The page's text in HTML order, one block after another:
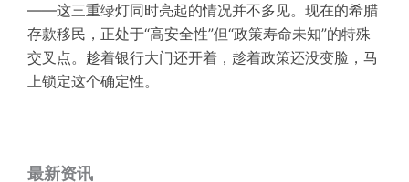
——这三重绿灯同时亮起的情况并不多见。现在的希腊
存款移民，正处于“高安全性”但“政策寿命未知”的特殊
交叉点。趁着银行大门还开着，趁着政策还没变脸，马
上锁定这个确定性。
最新资讯